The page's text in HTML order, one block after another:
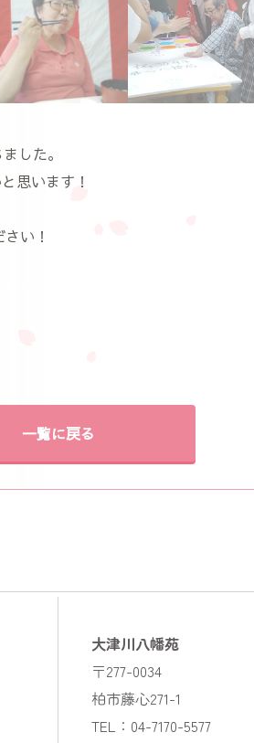
した。
思います！
い！
一覧に戻る
大津川八幡苑
〒277-0034
柏市藤心271-1
TEL：04-7170-5577